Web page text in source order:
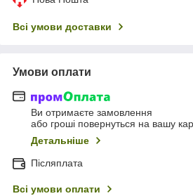
Всі умови доставки
Умови оплати
Ви отримаєте замовлення
або гроші повернуться на вашу
Детальніше
Післяплата
Всі умови оплати